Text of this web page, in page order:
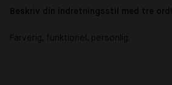
Beskriv din indretningsstil med tre ord!
Farverig, funktionel, personlig.